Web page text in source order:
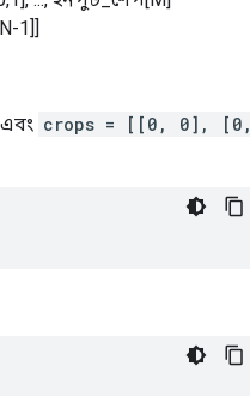
1]]
crops = [[0, 0], [0,